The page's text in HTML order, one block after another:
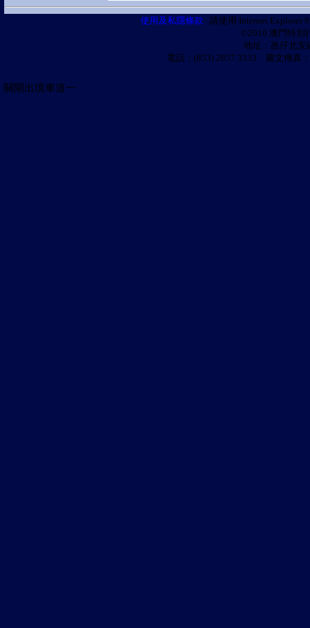
使用及私隱條款 請使用 Internet Explorer
©2010 澳門特別
地址：氹仔北安
電話：(853) 2857 3333 圖文傳真
關閘出境車道一